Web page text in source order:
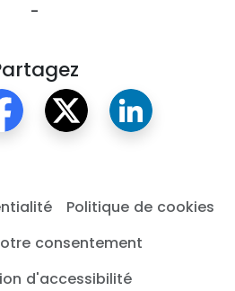
-
Politique de cookies
consentement
d'accessibilité